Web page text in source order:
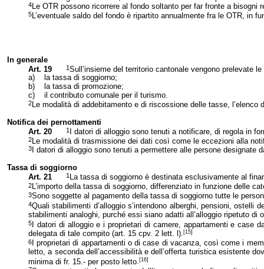
4Le OTR possono ricorrere al fondo soltanto per far fronte a
5L’eventuale saldo del fondo è ripartito annualmente fra le OTR, in
In generale
Art. 19
1Sull’insieme del territorio cantonale vengono prelevate
a)
la tassa di soggiorno;
b)
la tassa di promozione;
c)
il contributo comunale per il turismo.
2Le modalità di addebitamento e di riscossione delle tasse,
Notifica dei pernottamenti
Art. 20
1I datori di alloggio sono tenuti a notificare, di regola in
2Le modalità di trasmissione dei dati così come le eccezioni alla
3
I datori di alloggio sono tenuti a permettere alle persone
Tassa di soggiorno
Art. 21
1La tassa di soggiorno è destinata esclusivamente al
2L’importo della tassa di soggiorno, differenziato in funzione delle
3Sono soggette al pagamento della tassa di soggiorno tutte le
4Quali stabilimenti d’alloggio s’intendono alberghi, pensioni,
stabilimenti analoghi, purché essi siano adatti all’alloggio ripetuto di
5I datori di alloggio e i proprietari di camere, appartamenti e case
delegata di tale compito (art. 15 cpv. 2 lett. l).[15]
6
I proprietari di appartamenti o di case di vacanza, così come i
letto, a seconda dell’accessibilità e dell’offerta turistica esistente
minima di fr. 15.- per posto letto.[16]